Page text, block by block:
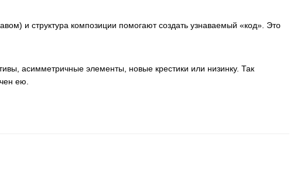
и структура композиции помогают создать узнаваемый «код». Это
асимметричные элементы, новые крестики или низинку. Так
ею.